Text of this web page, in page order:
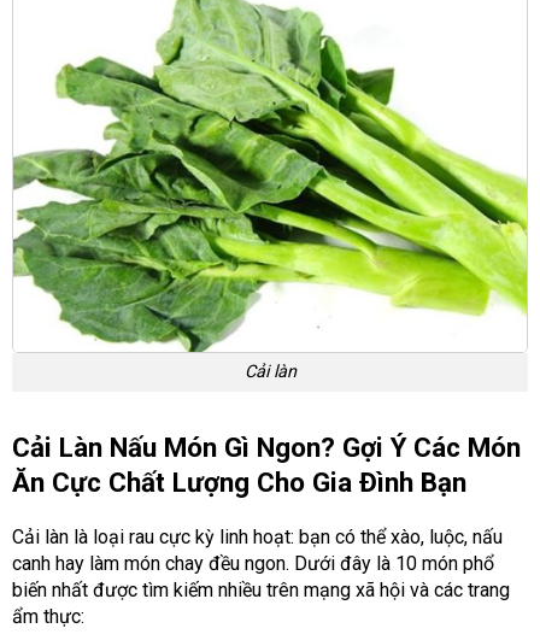
Cải làn
Cải Làn Nấu Món Gì Ngon? Gợi Ý Các Món
Ăn Cực Chất Lượng Cho Gia Đình Bạn
Cải làn là loại rau cực kỳ linh hoạt: bạn có thể xào, luộc, nấu
canh hay làm món chay đều ngon. Dưới đây là 10 món phổ
biến nhất được tìm kiếm nhiều trên mạng xã hội và các trang
ẩm thực: